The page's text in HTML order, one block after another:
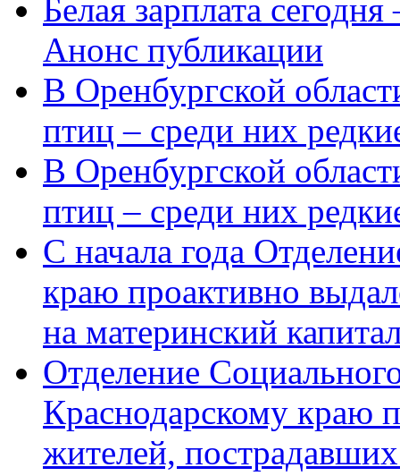
Белая зарплата
Анонс публикации
В Оренбургской
птиц – среди них
В Оренбургской
птиц – среди них
С начала года
краю проактивно
на материнский
Отделение
Краснодарскому краю
жителей,